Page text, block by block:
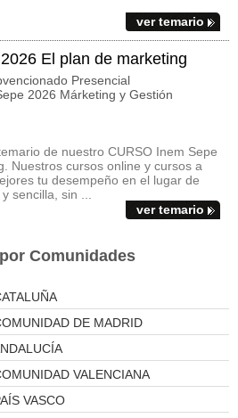
ver temario
El plan de marketing
Presencial
2026 Márketing y Gestión
de nuestro CURSO Inem Sepe
Nuestros cursos online y cursos a
tu desempeño en el lugar de
sencilla, sin ...
ver temario
Comunidades
DE MADRID
VALENCIANA
VASCO